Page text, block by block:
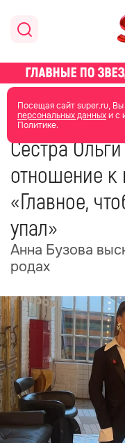
Посещая сайт super.ru, Вы
персональных данныхи с
Политике.
главная новости
13 июня
Сестра
отношение к
«Главное,
упал»
Анна Бузова
родах